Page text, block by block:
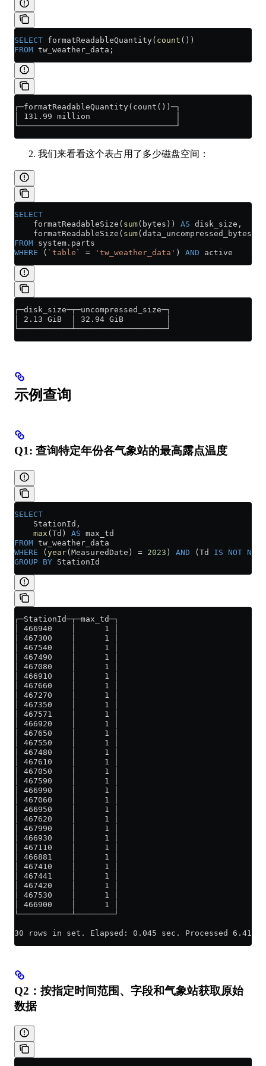
SELECT formatReadableQuantity( count ())
FROM tw_weather_data;
┌─formatReadableQuantity(count())─┐
│ 131.99 million                  │
└─────────────────────────────────┘
我们来看看这个表占用了多少磁盘空间：
SELECT
    formatReadableSize(
sum(bytes)) AS disk_size,
    formatReadableSize(
sum(data_uncompressed_bytes))
FROM system . parts
WHERE ( `table` = 'tw_weather_data' ) AND active
┌─disk_size─┬─uncompressed_size─┐
│ 2.13 GiB  │ 32.94 GiB         │
└───────────┴───────────────────┘
示例查询
Q1: 查询特定年份各气象站的最高露点温度
SELECT
    StationId,
    max
(Td) AS max_td
FROM tw_weather_data
WHERE (year(MeasuredDate) = 2023 ) AND (Td IS NOT NULL
GROUP BY StationId
┌─StationId─┬─max_td─┐
│ 466940    │      1 │
│ 467300    │      1 │
│ 467540    │      1 │
│ 467490    │      1 │
│ 467080    │      1 │
│ 466910    │      1 │
│ 467660    │      1 │
│ 467270    │      1 │
│ 467350    │      1 │
│ 467571    │      1 │
│ 466920    │      1 │
│ 467650    │      1 │
│ 467550    │      1 │
│ 467480    │      1 │
│ 467610    │      1 │
│ 467050    │      1 │
│ 467590    │      1 │
│ 466990    │      1 │
│ 467060    │      1 │
│ 466950    │      1 │
│ 467620    │      1 │
│ 467990    │      1 │
│ 466930    │      1 │
│ 467110    │      1 │
│ 466881    │      1 │
│ 467410    │      1 │
│ 467441    │      1 │
│ 467420    │      1 │
│ 467530    │      1 │
│ 466900    │      1 │
└───────────┴────────┘
30 rows in set. Elapsed: 0.045 sec. Processed 6.41
Q2：按指定时间范围、字段和气象站获取原始
数据